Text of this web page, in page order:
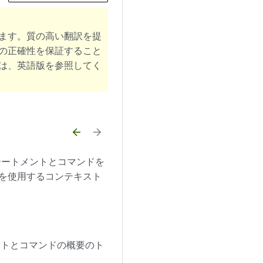
す。質の高い翻訳を提
正確性を保証すること
、英語版を参照してく
arrow_backward arrow_forward
トメントとコマンドを
使用するコンテキスト
とコマンドの概要のト